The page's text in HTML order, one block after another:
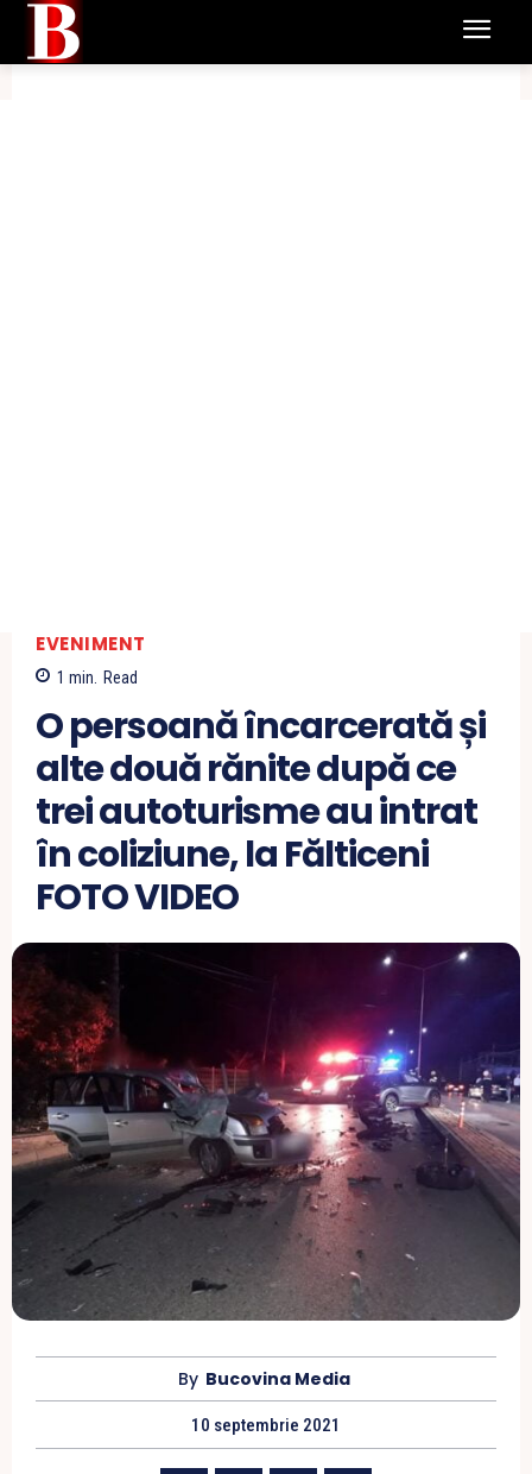
EVENIMENT
1 min. Read
O persoană încarcerată și
alte două rănite după ce
trei autoturisme au intrat
în coliziune, la Fălticeni
FOTO VIDEO
By Bucovina Media
10 septembrie 2021